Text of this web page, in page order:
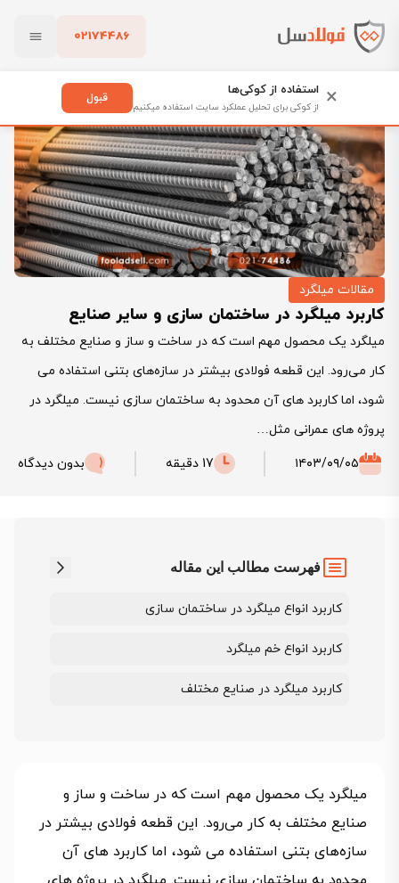
02174486
پاک کردن
فولادسل
کاربرد میلگرد در ساختمان سازی و سایر صنایع
مقالات میلگرد
کاربرد میلگرد در ساختمان سازی و سایر صنایع
میلگرد یک محصول مهم است که در ساخت و ساز و صنایع مختلف به
کار می‌رود. این قطعه فولادی بیشتر در سازه‌های بتنی استفاده می‌
شود، اما کاربرد های آن محدود به ساختمان‌ سازی نیست. میلگرد در
پروژه‌ های عمرانی مثل…
۱۴۰۳/۰۹/۰۵
17 دقیقه بدون دیدگاه
فهرست مطالب این مقاله
کاربرد انواع میلگرد در ساختمان سازی
کاربرد انواع خم میلگرد
کاربرد میلگرد در صنایع مختلف
میلگرد یک محصول مهم است که در ساخت و ساز و
صنایع مختلف به کار می‌رود. این قطعه فولادی بیشتر در
سازه‌های بتنی استفاده می‌ شود، اما کاربرد های آن
× استفاده از کوکی‌ها
از کوکی برای تحلیل عملکرد سایت استفاده میکنیم
قبول